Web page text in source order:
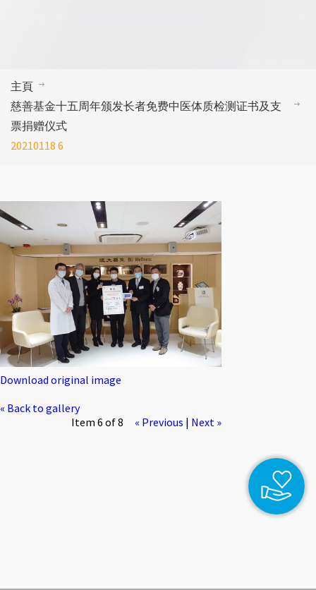
主頁
慈善基金十五周年颁发长者免费中医体质检测证书及支
票捐赠仪式
20210118 6
Download original image
« Back to gallery
Item 6 of 8
« Previous | Next »